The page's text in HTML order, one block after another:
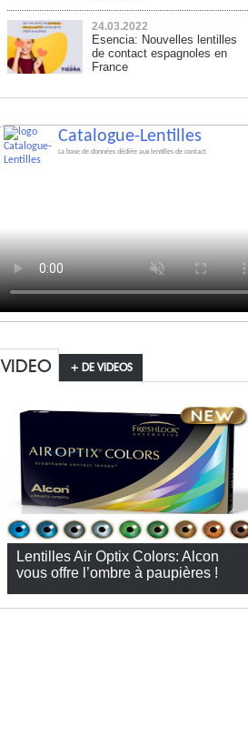
24.03.2022
Esencia: Nouvelles lentilles
de contact espagnoles en
France
Catalogue-Lentilles
La base de données dédiée aux lentilles de contact
VIDEO + DE VIDEOS
Lentilles Air Optix Colors: Alcon
vous offre l’ombre à paupières !